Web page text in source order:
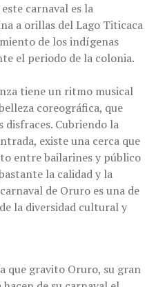
carnaval es la
a orillas del Lago Titicaca
de los indígenas
el periodo de la colonia.
tiene un ritmo musical
coreográfica, que
disfraces. Cubriendo la
existe una cerca que
entre bailarines y público
la calidad y la
de Oruro es una de
la diversidad cultural y
que gravito Oruro, su gran